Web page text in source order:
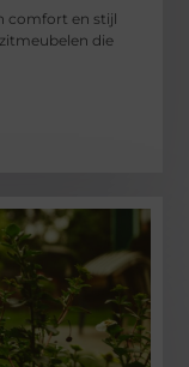
comfort en stijl
die